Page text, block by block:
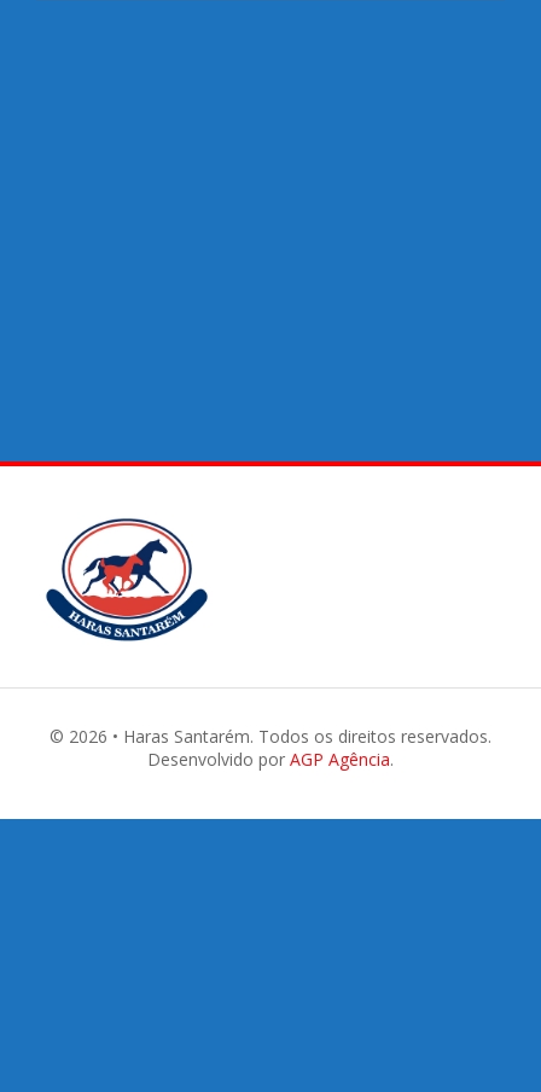
© 2026 • Haras Santarém. Todos os direitos reservados.
Desenvolvido por AGP Agência.